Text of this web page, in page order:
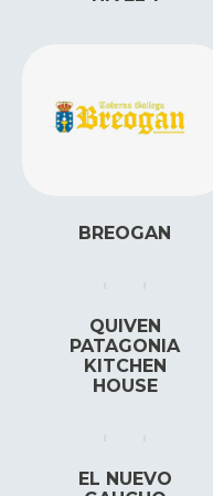
BREOGAN
QUIVEN
PATAGONIA
KITCHEN
HOUSE
EL NUEVO